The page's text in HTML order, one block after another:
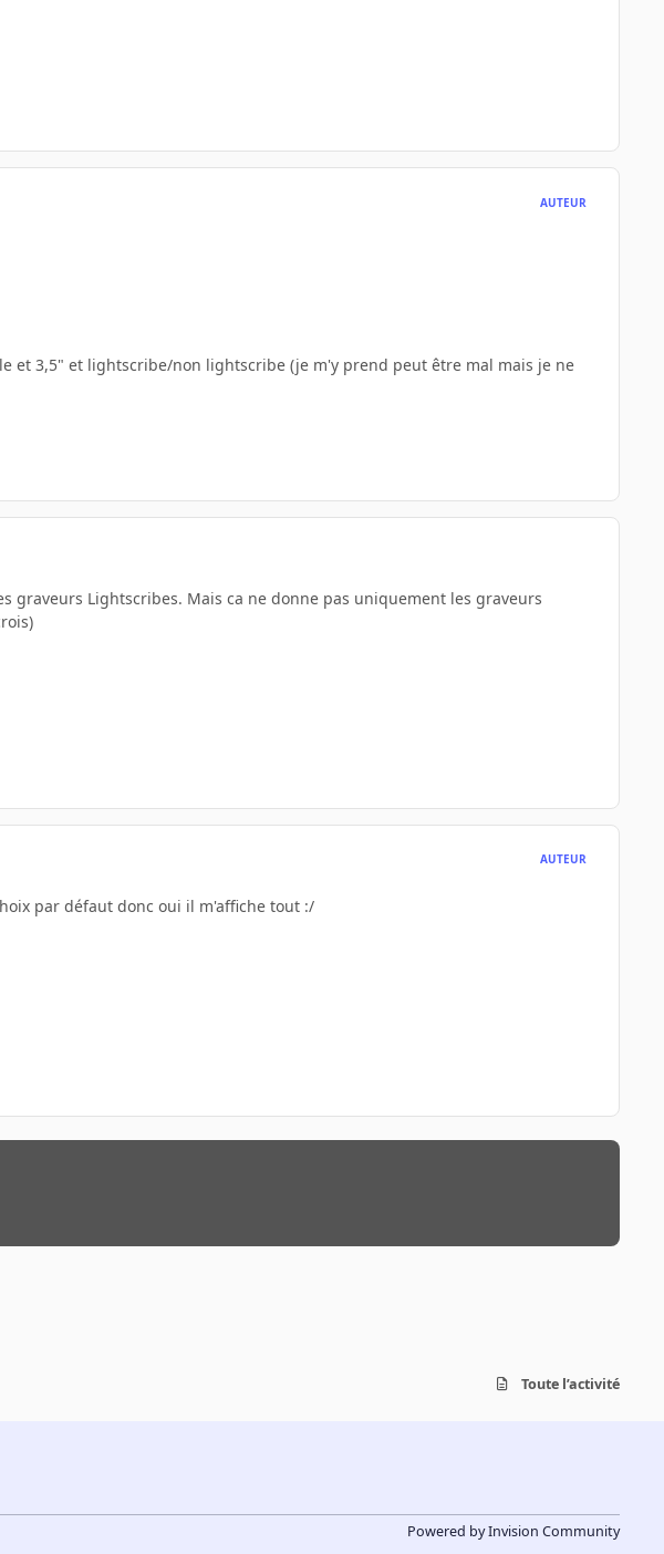
AUTEUR
et 3,5" et lightscribe/non lightscribe (je m'y prend peut être mal mais je ne
graveurs Lightscribes. Mais ca ne donne pas uniquement les graveurs
AUTEUR
par défaut donc oui il m'affiche tout :/
Toute l’activité
Powered byInvision Community